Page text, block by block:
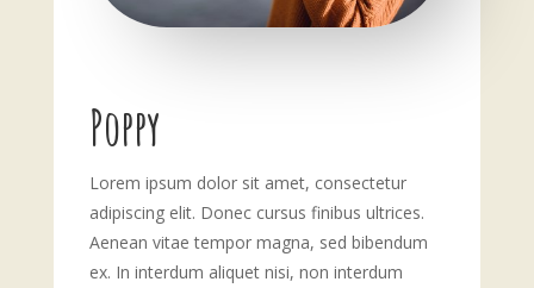
Poppy
Lorem ipsum dolor sit amet, consectetur
adipiscing elit. Donec cursus finibus ultrices.
Aenean vitae tempor magna, sed bibendum
ex. In interdum aliquet nisi, non interdum